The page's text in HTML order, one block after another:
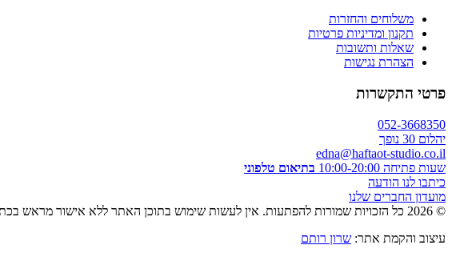
משלוחים והחזרות
תקנון ומדיניות פרטיות
שאלות ותשובות
הצהרת נגישות
פרטי התקשרות
052-3668350
יהלום 30 נופך
edna@haftaot-studio.co.il
שעות פתיחה 10:00-20:00
בתיאום טלפוני
כיתבו לנו הודעה
מועדון החברים שלנו
© 2026 כל הזכויות שמורות להפתעות. אין לעשות שימוש בתוכן האתר ללא אישור מראש בכתב.
עיצוב והקמת אתר: שרון רותם